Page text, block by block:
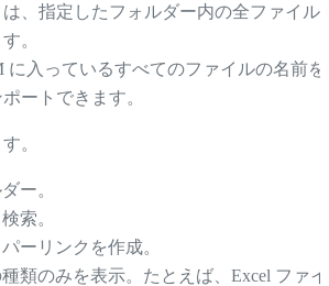
、指定したフォルダー内の全ファイル
。
に入っているすべてのファイルの名前を
ートできます。
。
ー。
索。
ーリンクを作成。
類のみを表示。たとえば、Excel ファイ